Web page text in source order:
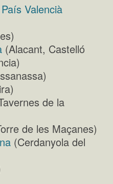
Valencià
(Alacant, Castelló
de la
de les Maçanes)
(Cerdanyola del